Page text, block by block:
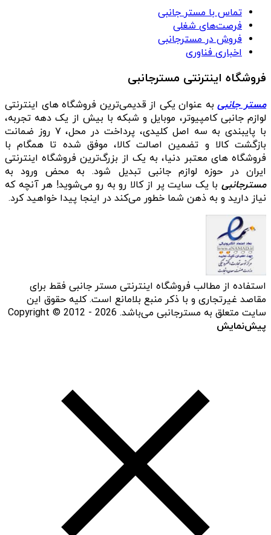
تماس با مستر جانبی
فرصت‌های شغلی
فروش در مسترجانبی
اخباری فناوری
فروشگاه اینترنتی مسترجانبی
مستر جانبیبه عنوان یکی از قدیمی‌ترین فروشگاه های اینترنتی
لوازم جانبی کامپیوتر، موبایل و شبکه با بیش از یک دهه تجربه،
با پایبندی به سه اصل کلیدی، پرداخت در محل، ۷ روز ضمانت
بازگشت کالا و تضمین اصالت کالا، موفق شده تا همگام با
فروشگاه‌ های معتبر دنیا، به یک از بزرگ‌ترین فروشگاه اینترنتی
ایران در حوزه لوازم جانبی تبدیل شود. به محض ورود به
مسترجانبی با یک سایت پر از کالا رو به رو می‌شوید! هر آنچه که
نیاز دارید و به ذهن شما خطور می‌کند در اینجا پیدا خواهید کرد.
استفاده از مطالب فروشگاه اینترنتی مستر جانبی فقط برای
مقاصد غیرتجاری و با ذکر منبع بلامانع است. کلیه حقوق این
سایت متعلق به مسترجانبی می‌باشد. Copyright © 2012 - 2026
پیش‌نمایش